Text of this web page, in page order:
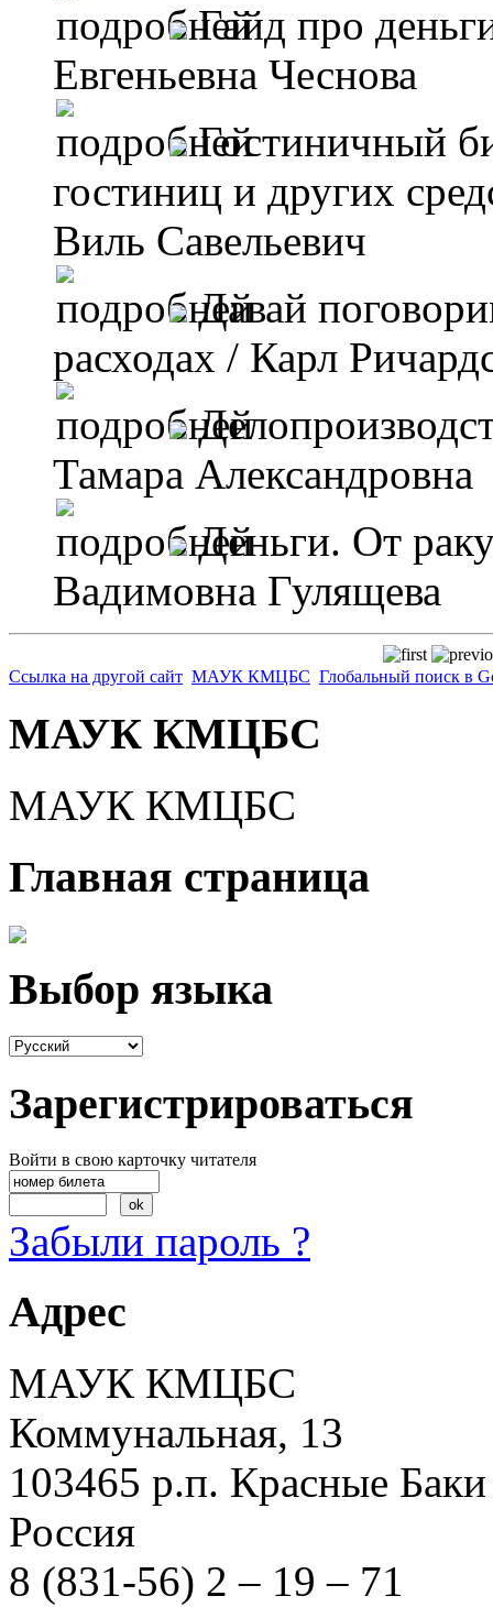
Гайд про
Евгеньевна Чеснова
Гостиничный
гостиниц и других
Виль Савельевич
Давай
расходах / Карл
Тамара Александровна
Деньги. От
Вадимовна Гулящева
Ссылка на другой сайт МАУК КМЦБС Глобальный поиск в
МАУК КМЦБС
МАУК КМЦБС
Главная страница
Выбор языка
Зарегистрироваться
Войти в свою карточку читателя
Забыли пароль ?
Адрес
МАУК КМЦБС
Коммунальная, 13
103465 р.п. Красные Баки
Россия
8 (831-56) 2 – 19 – 71